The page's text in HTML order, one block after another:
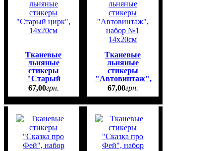
Тканевые
льняные
стикеры
"Старый
цирк", 14х20см
67,00грн.
Тканевые
льняные
стикеры
"Автовинтаж",
набор №1
14х20см
67,00грн.